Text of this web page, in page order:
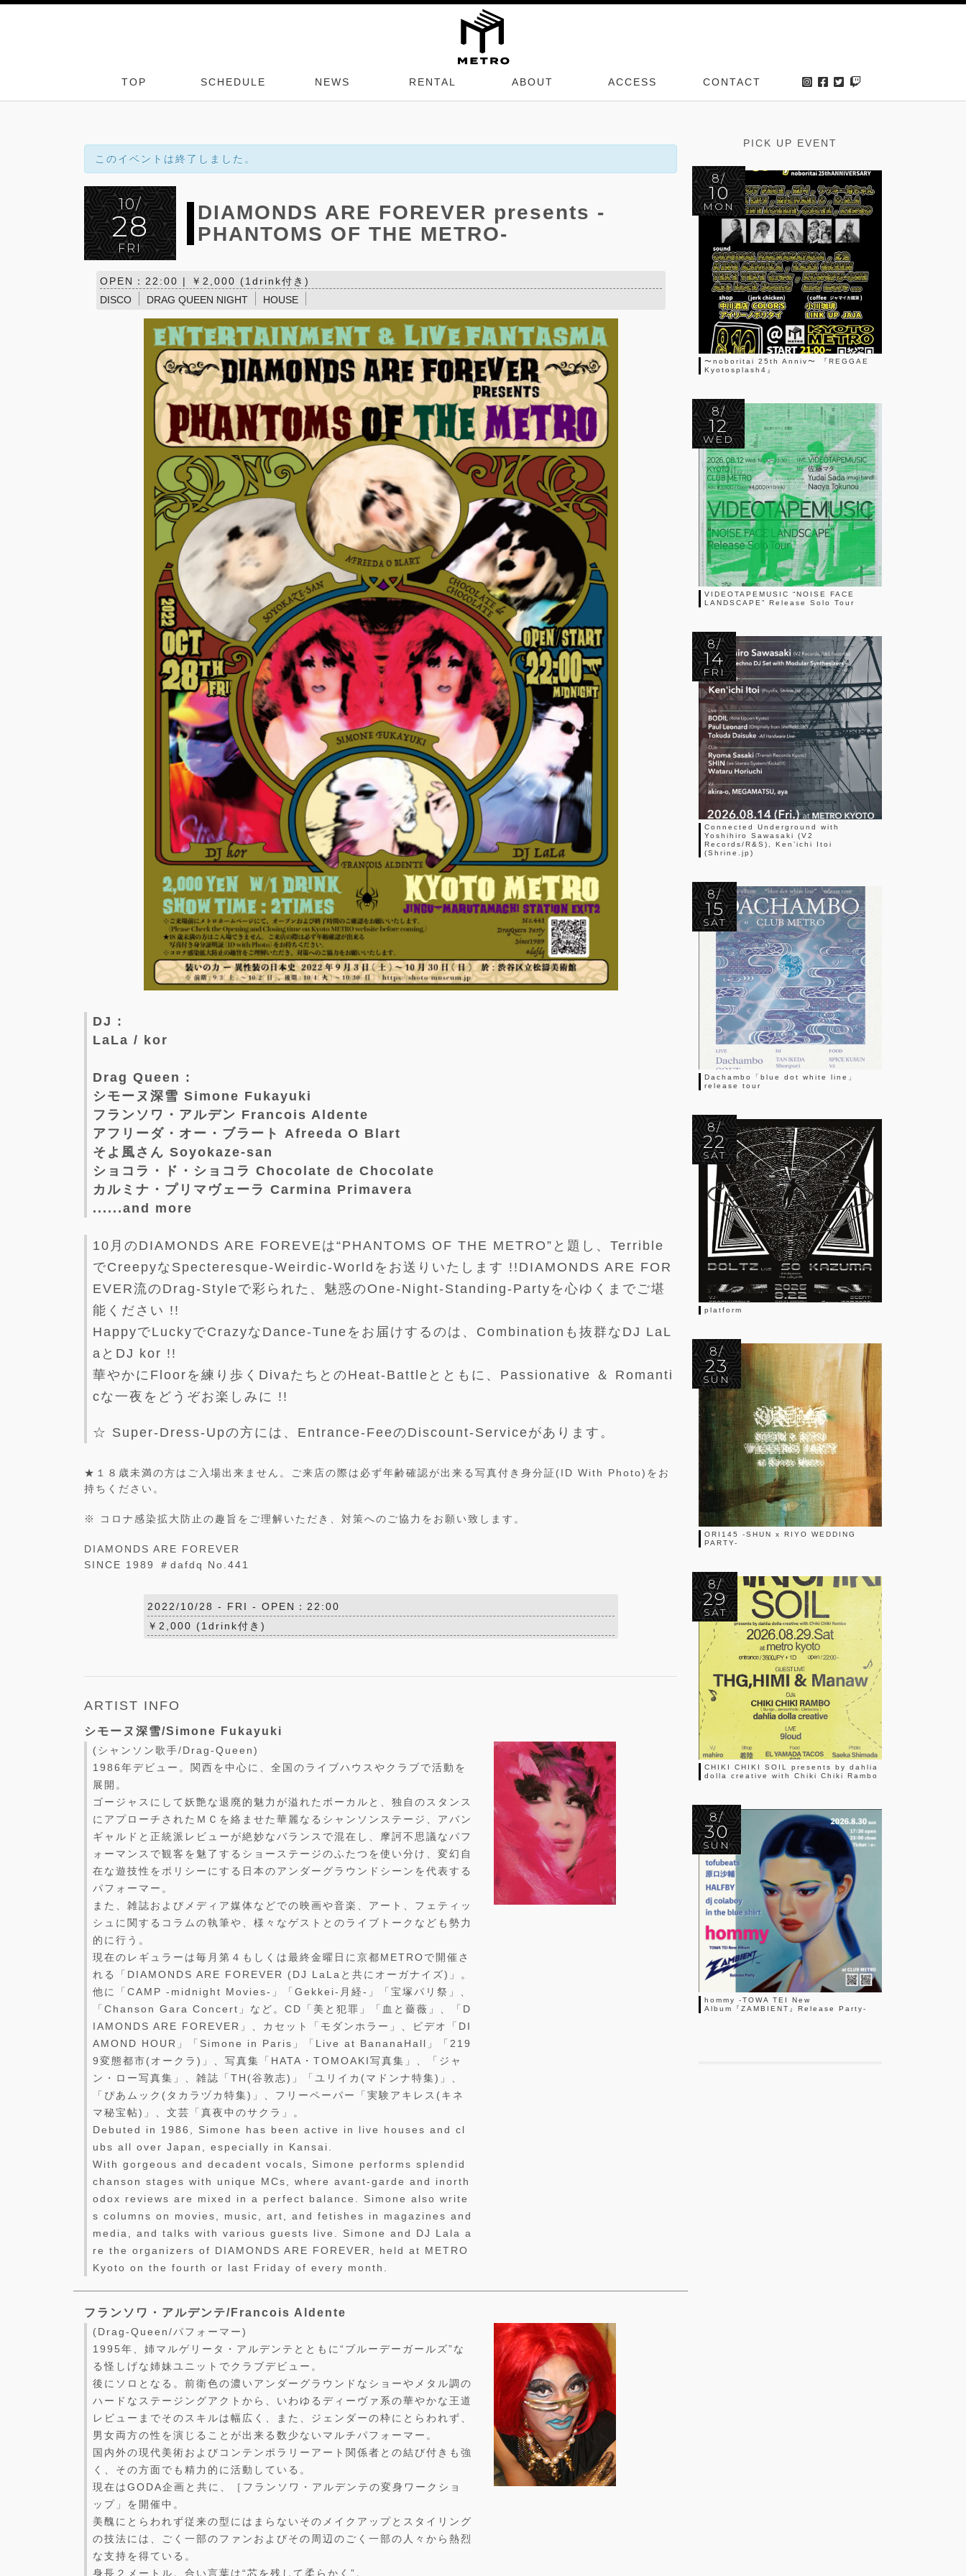
TOP SCHEDULE NEWS RENTAL ABOUT ACCESS CONTACT
このイベントは終了しました。
10/
28
FRI
DIAMONDS ARE FOREVER presents -
PHANTOMS OF THE METRO-
OPEN：22:00 | ￥2,000 (1drink付き)
DISCO
DRAG QUEEN NIGHT HOUSE
DJ :
LaLa / kor
Drag Queen :
シモーヌ深雪 Simone Fukayuki
フランソワ・アルデン Francois Aldente
アフリーダ・オー・ブラート Afreeda O Blart
そよ風さん Soyokaze-san
ショコラ・ド・ショコラ Chocolate de Chocolate
カルミナ・プリマヴェーラ Carmina Primavera
......and more
10月のDIAMONDS ARE FOREVEは“PHANTOMS OF THE METRO”と題し、Terrible
でCreepyなSpecteresque-Weirdic-Worldをお送りいたします !!DIAMONDS ARE FOR
EVER流のDrag-Styleで彩られた、魅惑のOne-Night-Standing-Partyを心ゆくまでご堪
能ください !!
HappyでLuckyでCrazyなDance-Tuneをお届けするのは、Combinationも抜群なDJ LaL
aとDJ kor !!
華やかにFloorを練り歩くDivaたちとのHeat-Battleとともに、Passionative ＆ Romanti
cな一夜をどうぞお楽しみに !!
☆ Super-Dress-Upの方には、Entrance-FeeのDiscount-Serviceがあります。
★１８歳未満の方はご入場出来ません。ご来店の際は必ず年齢確認が出来る写真付き身分証(ID With Photo)をお
持ちください。
※ コロナ感染拡大防止の趣旨をご理解いただき、対策へのご協力をお願い致します。
DIAMONDS ARE FOREVER
SINCE 1989 ＃dafdq No.441
2022/10/28 - FRI - OPEN：22:00
￥2,000 (1drink付き)
ARTIST INFO
シモーヌ深雪/Simone Fukayuki
(シャンソン歌手/Drag-Queen)
1986年デビュー。関西を中心に、全国のライブハウスやクラブで活動を
展開。
ゴージャスにして妖艶な退廃的魅力が溢れたボーカルと、独自のスタンス
にアプローチされたＭＣを絡ませた華麗なるシャンソンステージ、アバン
ギャルドと正統派レビューが絶妙なバランスで混在し、摩訶不思議なパフ
ォーマンスで観客を魅了するショーステージのふたつを使い分け、変幻自
在な遊技性をポリシーにする日本のアンダーグラウンドシーンを代表する
パフォーマー。
また、雑誌およびメディア媒体などでの映画や音楽、アート、フェティッ
シュに関するコラムの執筆や、様々なゲストとのライブトークなども勢力
的に行う。
現在のレギュラーは毎月第４もしくは最終金曜日に京都METROで開催さ
れる「DIAMONDS ARE FOREVER (DJ LaLaと共にオーガナイズ)」。
他に「CAMP -midnight Movies-」「Gekkei-月経-」「宝塚パリ祭」、
「Chanson Gara Concert」など。CD「美と犯罪」「血と薔薇」、「D
IAMONDS ARE FOREVER」、カセット「モダンホラー」、ビデオ「DI
AMOND HOUR」「Simone in Paris」「Live at BananaHall」「219
9変態都市(オークラ)」、写真集「HATA・TOMOAKI写真集」、「ジャ
ン・ロー写真集」、雑誌「TH(谷敦志)」「ユリイカ(マドンナ特集)」、
「ぴあムック(タカラヅカ特集)」、フリーペーパー「実験アキレス(キネ
マ秘宝帖)」、文芸「真夜中のサクラ」。
Debuted in 1986, Simone has been active in live houses and cl
ubs all over Japan, especially in Kansai.
With gorgeous and decadent vocals, Simone performs splendid
chanson stages with unique MCs, where avant-garde and inorth
odox reviews are mixed in a perfect balance. Simone also write
s columns on movies, music, art, and fetishes in magazines and
media, and talks with various guests live. Simone and DJ Lala a
re the organizers of DIAMONDS ARE FOREVER, held at METRO
Kyoto on the fourth or last Friday of every month.
フランソワ・アルデンテ/Francois Aldente
(Drag-Queen/パフォーマー)
1995年、姉マルゲリータ・アルデンテとともに“ブルーデーガールズ”な
る怪しげな姉妹ユニットでクラブデビュー。
後にソロとなる。前衛色の濃いアンダーグラウンドなショーやメタル調の
ハードなステージングアクトから、いわゆるディーヴァ系の華やかな王道
レビューまでそのスキルは幅広く、また、ジェンダーの枠にとらわれず、
男女両方の性を演じることが出来る数少ないマルチパフォーマー。
国内外の現代美術およびコンテンポラリーアート関係者との結び付きも強
く、その方面でも精力的に活動している。
現在はGODA企画と共に、［フランソワ・アルデンテの変身ワークショ
ップ」を開催中。
美醜にとらわれず従来の型にはまらないそのメイクアップとスタイリング
の技法には、ごく一部のファンおよびその周辺のごく一部の人々から熱烈
な支持を得ている。
身長２メートル。合い言葉は“芯を残して柔らかく”。
PICK UP EVENT
8/
10
MON
〜noboritai 25th Anniv〜 『REGGAE
Kyotosplash4』
8/
12
WED
VIDEOTAPEMUSIC “NOISE FACE
LANDSCAPE” Release Solo Tour
8/
14
FRI
Connected Underground with
Yoshihiro Sawasaki (V2
Records/R&S), Ken’ichi Itoi
(Shrine.jp)
8/
15
SAT
Dachambo「blue dot white line」
release tour
8/
22
SAT
platform
8/
23
SUN
ORI145 -SHUN x RIYO WEDDING
PARTY-
8/
29
SAT
CHIKI CHIKI SOIL presents by dahlia
dolla creative with Chiki Chiki Rambo
8/
30
SUN
hommy -TOWA TEI New
Album『ZAMBIENT』Release Party-